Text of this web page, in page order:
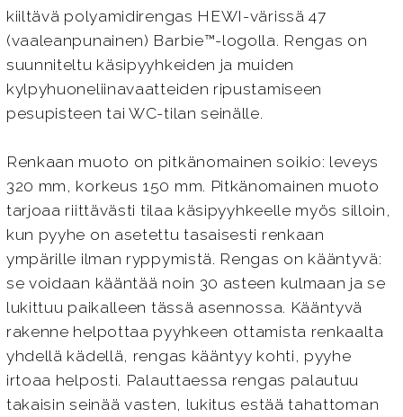
kiiltävä polyamidirengas HEWI-värissä 47
(vaaleanpunainen) Barbie™-logolla. Rengas on
suunniteltu käsipyyhkeiden ja muiden
kylpyhuoneliinavaatteiden ripustamiseen
pesupisteen tai WC-tilan seinälle.
Renkaan muoto on pitkänomainen soikio: leveys
320 mm, korkeus 150 mm. Pitkänomainen muoto
tarjoaa riittävästi tilaa käsipyyhkeelle myös silloin,
kun pyyhe on asetettu tasaisesti renkaan
ympärille ilman ryppymistä. Rengas on kääntyvä:
se voidaan kääntää noin 30 asteen kulmaan ja se
lukittuu paikalleen tässä asennossa. Kääntyvä
rakenne helpottaa pyyhkeen ottamista renkaalta
yhdellä kädellä, rengas kääntyy kohti, pyyhe
irtoaa helposti. Palauttaessa rengas palautuu
takaisin seinää vasten, lukitus estää tahattoman